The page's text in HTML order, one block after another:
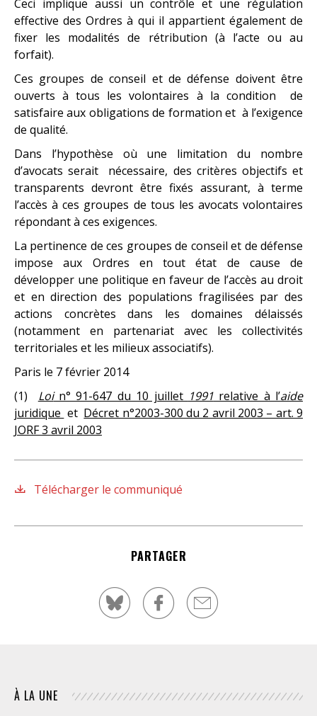
Ceci implique aussi un contrôle et une régulation
effective des Ordres à qui il appartient également de
fixer les modalités de rétribution (à l’acte ou au
forfait).
Ces groupes de conseil et de défense doivent être
ouverts à tous les volontaires à la condition de
satisfaire aux obligations de formation et à l’exigence
de qualité.
Dans l’hypothèse où une limitation du nombre
d’avocats serait nécessaire, des critères objectifs et
transparents devront être fixés assurant, à terme
l’accès à ces groupes de tous les avocats volontaires
répondant à ces exigences.
La pertinence de ces groupes de conseil et de défense
impose aux Ordres en tout état de cause de
développer une politique en faveur de l’accès au droit
et en direction des populations fragilisées par des
actions concrètes dans les domaines délaissés
(notamment en partenariat avec les collectivités
territoriales et les milieux associatifs).
Paris le 7 février 2014
(1) Loin° 91-647 du 10 juillet 1991relative à l’aide
juridique et Décret n°2003-300 du 2 avril 2003 – art. 9
JORF 3 avril 2003
Télécharger le communiqué
PARTAGER
À LA UNE